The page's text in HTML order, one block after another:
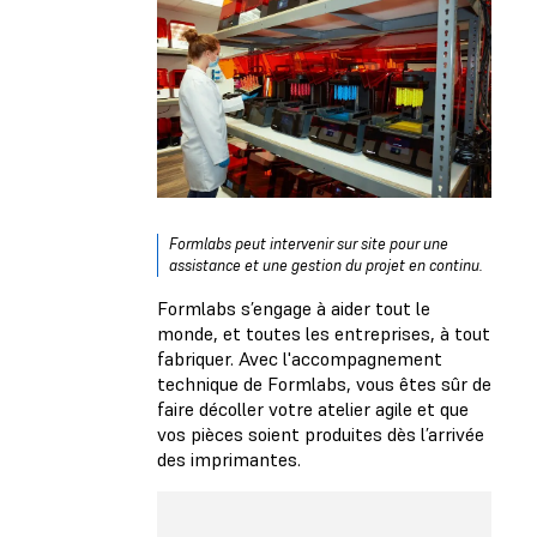
Formlabs peut intervenir sur site pour une
assistance et une gestion du projet en continu.
Formlabs s’engage à aider tout le
monde, et toutes les entreprises, à tout
fabriquer. Avec l'accompagnement
technique de Formlabs, vous êtes sûr de
faire décoller votre atelier agile et que
vos pièces soient produites dès l’arrivée
des imprimantes.